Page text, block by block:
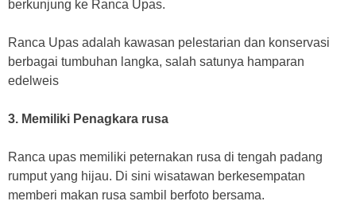
berkunjung ke Ranca Upas.
Ranca Upas adalah kawasan pelestarian dan konservasi
berbagai tumbuhan langka, salah satunya hamparan
edelweis
3. Memiliki Penagkara rusa
Ranca upas memiliki peternakan rusa di tengah padang
rumput yang hijau. Di sini wisatawan berkesempatan
memberi makan rusa sambil berfoto bersama.